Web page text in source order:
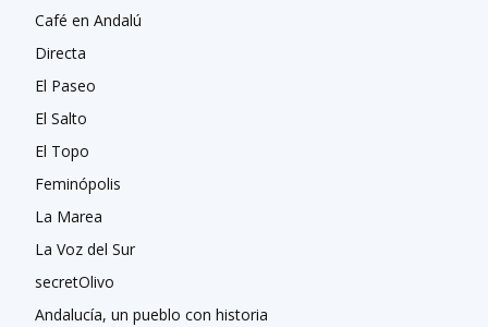
Café en Andalú
Directa
El Paseo
El Salto
El Topo
Feminópolis
La Marea
La Voz del Sur
secretOlivo
Andalucía, un pueblo con historia